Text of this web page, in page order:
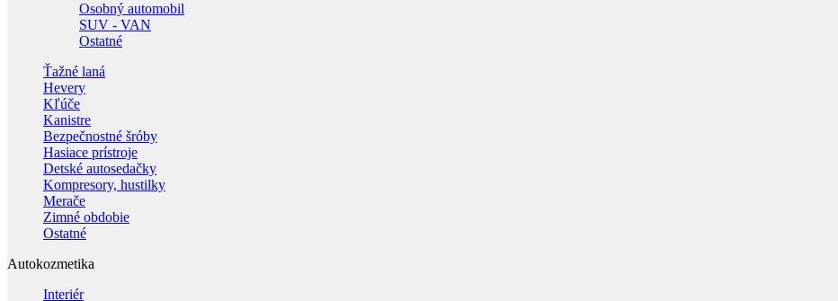
Osobný automobil
SUV - VAN
Ostatné
Ťažné laná
Hevery
Kľúče
Kanistre
Bezpečnostné šróby
Hasiace prístroje
Detské autosedačky
Kompresory, hustilky
Merače
Zimné obdobie
Ostatné
Autokozmetika
Interiér